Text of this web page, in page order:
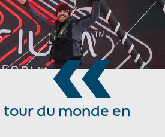
«
du monde en